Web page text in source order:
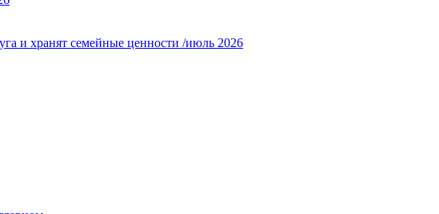
и хранят семейные ценности /июль 2026